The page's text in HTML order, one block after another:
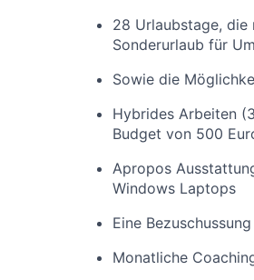
28 Urlaubstage,
Sonderurlaub für
Sowie die
Hybrides Arbeiten
Budget von 500
Apropos
Windows Laptops
Eine
Monatliche